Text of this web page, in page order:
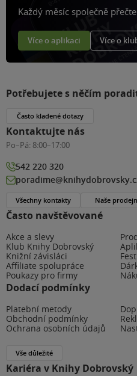
Každý měsíc společně
Více o aplikaci Více o
Často navštěvované
Akce a slevy
Klub Knihy Dobrovský
Knižní závisláci
Affiliate spolupráce
Poukazy pro firmy
Dodací podmínky
Platební metody
Obchodní podmínky
Ochrana osobních údajů
Vše důležité
Kariéra v Knihy Dobrovský
Potřebujete s něčím
Často kladené dotazy
Kontaktujte nás
Po–Pá: 8:00–17:00
542 220 320
Všechny kontakty Naše